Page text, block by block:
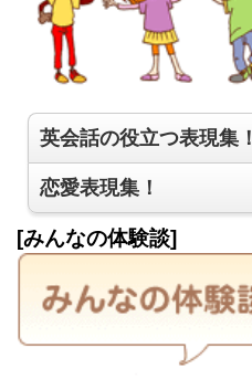
英会話の役立つ表現集！
恋愛表現集！
[みんなの体験談]